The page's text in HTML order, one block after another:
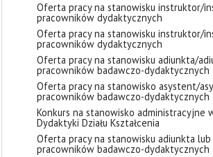
Oferta pracy na stanowisku instruktor/
pracowników dydaktycznych
Oferta pracy na stanowisku instruktor/
pracowników dydaktycznych
Oferta pracy na stanowisku adiunkta/
pracowników badawczo-dydaktycznych
Oferta pracy na stanowisko asystent/
pracowników badawczo-dydaktycznych
Konkurs na stanowisko administracyjne
Dydaktyki Działu Kształcenia
Oferta pracy na stanowisku adiunkta
pracowników badawczo-dydaktycznych